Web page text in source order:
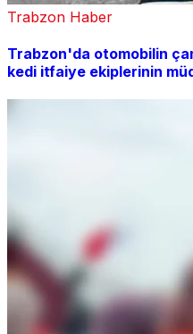
Trabzon Haber
Trabzon'da otomobilin
kedi itfaiye ekiplerinin